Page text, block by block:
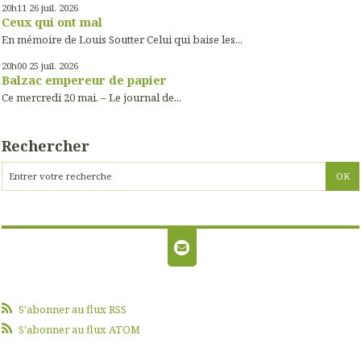
20h11 26 juil. 2026
Ceux qui ont mal
En mémoire de Louis Soutter Celui qui baise les...
20h00 25 juil. 2026
Balzac empereur de papier
Ce mercredi 20 mai. – Le journal de...
Rechercher
S'abonner au flux RSS
S'abonner au flux ATOM